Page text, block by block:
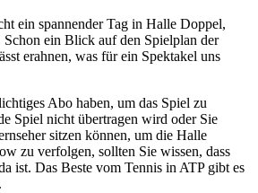
ein spannender Tag in Halle Doppel,
ein Blick auf den Spielplan der
erahnen, was für ein Spektakel uns
Abo haben, um das Spiel zu
Spiel nicht übertragen wird oder Sie
sitzen können, um die Halle
zu verfolgen, sollten Sie wissen, dass
ist. Das Beste vom Tennis in ATP gibt es